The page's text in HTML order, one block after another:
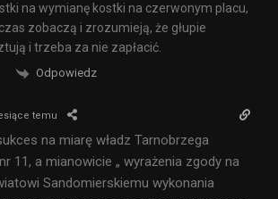
na wymianę kostki na czerwonym placu,
zobaczą i zrozumieją, że głupie
i trzeba za nie zapłacić.
Odpowiedz
temu
na miarę władz Tarnobrzega
11, a mianowicie „ wyrażenia zgody na
Sandomierskiemu wykonania